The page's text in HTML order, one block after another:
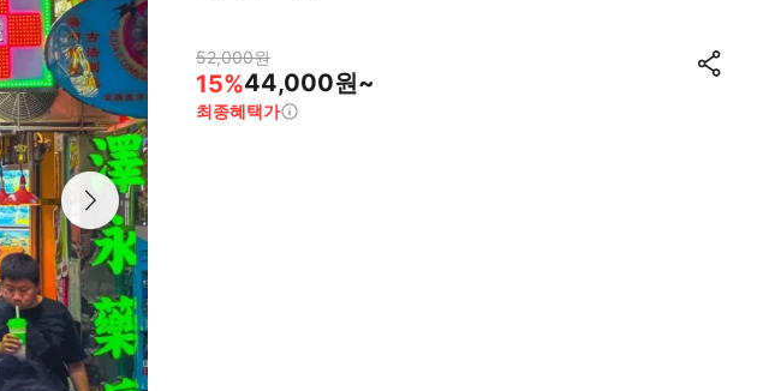
52,000원
15%44,000원~
최종혜택가